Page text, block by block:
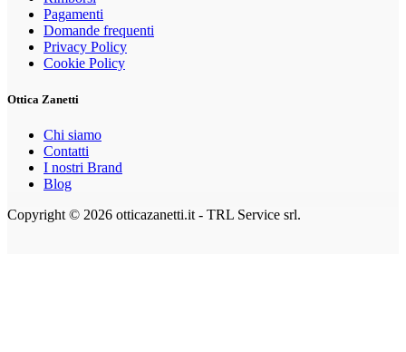
Pagamenti
Domande frequenti
Privacy Policy
Cookie Policy
Ottica Zanetti
Chi siamo
Contatti
I nostri Brand
Blog
Copyright © 2026 otticazanetti.it - TRL Service srl.